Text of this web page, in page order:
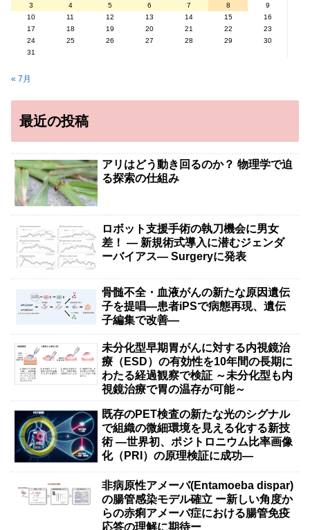
3
4 5 6 7 8
9
10
11 12 13 14 15
16
17
18 19 20 21 22
23
24
25 26 27 28 29
30
31
« 7月
最近の投稿
アリはどう動き回るのか？ 物理学で迫
る探索の仕組み
ロボット支援手術の執刀機会に男女
差！ — 新規術式導入に潜むジェンダ
ーバイアス— Surgeryに発表
骨髄不全・血液がんの新たな原因遺伝
子を提唱―患者iPSで病態再現、遺伝
子編集で改善―
未分化型早期胃がんに対する内視鏡治
療（ESD）の有効性を10年間の長期に
わたる経過観察で検証 ～未分化型も内
視鏡治療で胃の温存が可能～
既存のPET検査の新たな光のシグナル
で組織の微細環境を見える化する新技
術 ―世界初、ポジトロニウム比率画像
化（PRI）の原理検証に成功―
非病原性アメーバ(Entamoeba dispar)
の腸管感染モデル確立 ー新しい角度か
らの赤痢アメーバ症における腸管免疫
応答の理解に期待ー